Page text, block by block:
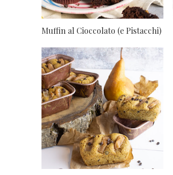
Muffin al Cioccolato (e Pistacchi)